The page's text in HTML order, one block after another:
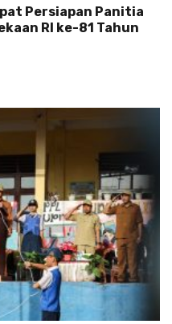
Persiapan Panitia
RI ke-81 Tahun